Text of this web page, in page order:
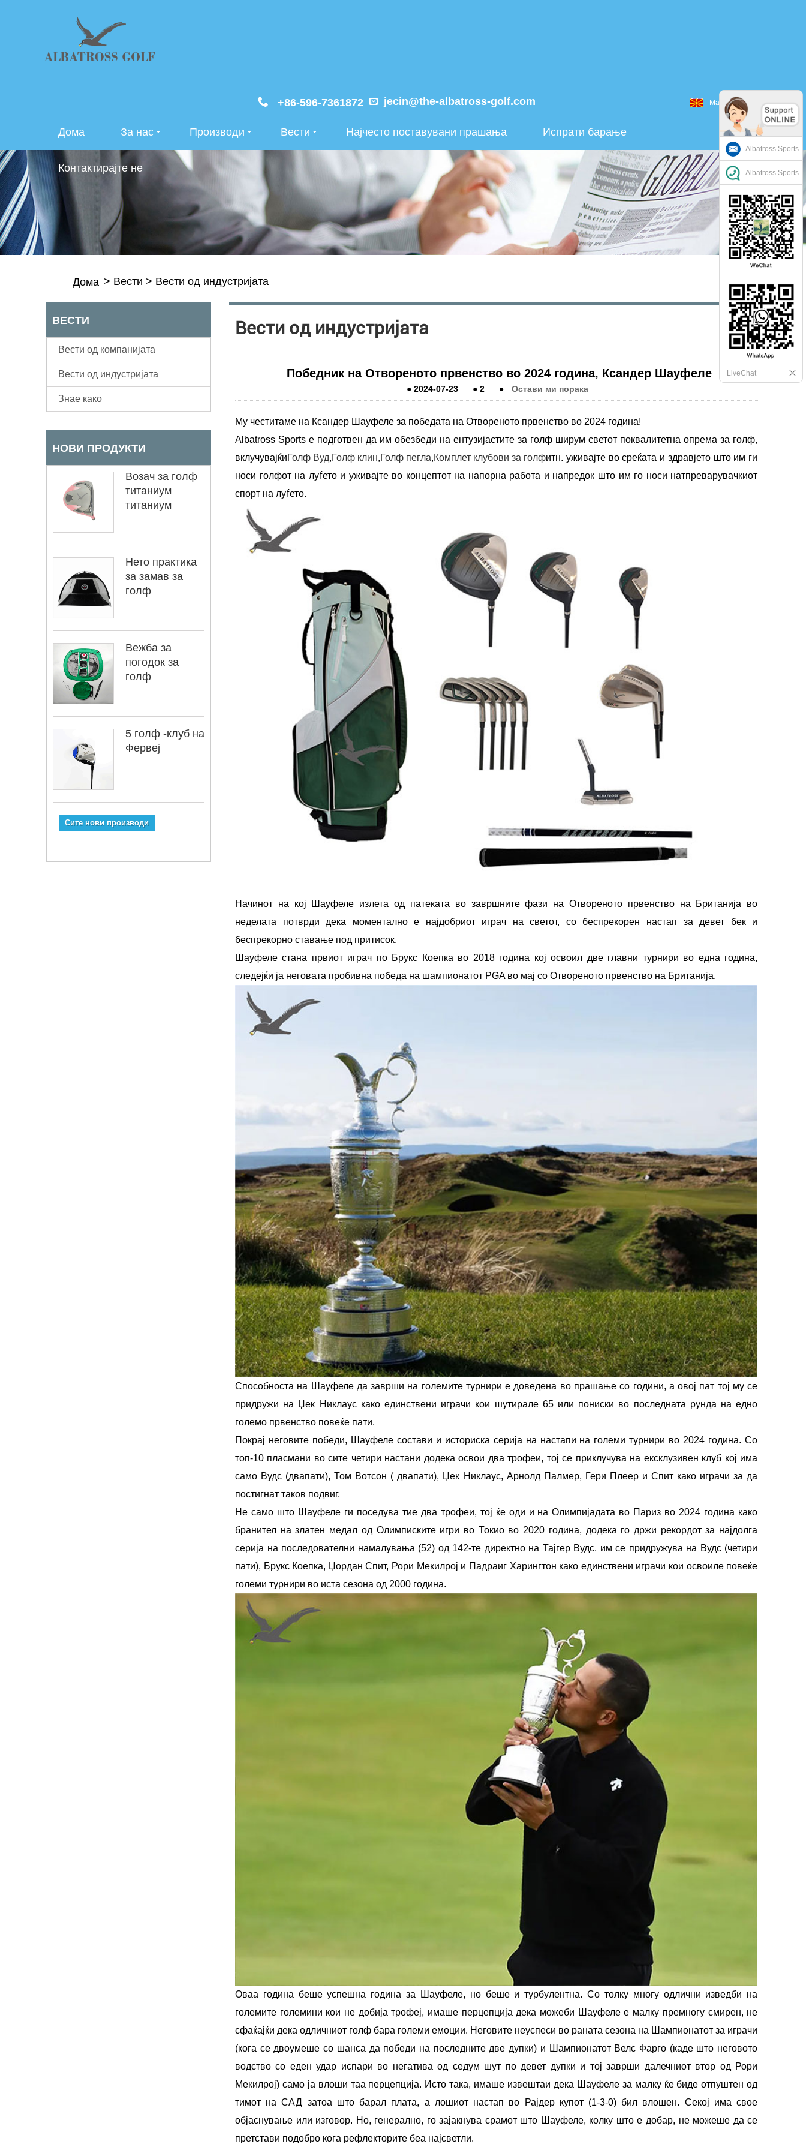
+86-596-7361872 jecin@the-albatross-golf.com Македонски
Дома За нас Производи Вести Најчесто поставувани прашања Испрати барање
Контактирајте не
Дома > Вести > Вести од индустријата
ВЕСТИ
Вести од компанијата
Вести од индустријата
Знае како
НОВИ ПРОДУКТИ
Возач за голф
титаниум
титаниум
Нето практика
за замав за
голф
Вежба за
погодок за
голф
5 голф -клуб на
Фервеј
Сите нови производи
Вести од индустријата
Победник на Отвореното првенство во 2024 година, Ксандер Шауфеле
●2024-07-23 ●2 ● Остави ми порака
Му честитаме на Ксандер Шауфеле за победата на Отвореното првенство во 2024 година!
Albatross Sports е подготвен да им обезбеди на ентузијастите за голф ширум светот поквалитетна опрема за голф,
вклучувајќиГолф Вуд,Голф клин,Голф пегла,Комплет клубови за голфитн. уживајте во среќата и здравјето што им ги
носи голфот на луѓето и уживајте во концептот на напорна работа и напредок што им го носи натпреварувачкиот
спорт на луѓето.
Начинот на кој Шауфеле излета од патеката во завршните фази на Отвореното првенство на Британија во
неделата потврди дека моментално е најдобриот играч на светот, со беспрекорен настап за девет бек и
беспрекорно ставање под притисок.
Шауфеле стана првиот играч по Брукс Коепка во 2018 година кој освоил две главни турнири во една година,
следејќи ја неговата пробивна победа на шампионатот PGA во мај со Отвореното првенство на Британија.
Способноста на Шауфеле да заврши на големите турнири е доведена во прашање со години, а овој пат тој му се
придружи на Џек Никлаус како единствени играчи кои шутирале 65 или пониски во последната рунда на едно
големо првенство повеќе пати.
Покрај неговите победи, Шауфеле состави и историска серија на настапи на големи турнири во 2024 година. Со
топ-10 пласмани во сите четири настани додека освои два трофеи, тој се приклучува на ексклузивен клуб кој има
само Вудс (двапати), Том Вотсон ( двапати), Џек Никлаус, Арнолд Палмер, Гери Плеер и Спит како играчи за да
постигнат таков подвиг.
Не само што Шауфеле ги поседува тие два трофеи, тој ќе оди и на Олимпијадата во Париз во 2024 година како
бранител на златен медал од Олимписките игри во Токио во 2020 година, додека го држи рекордот за најдолга
серија на последователни намалувања (52) од 142-те директно на Тајгер Вудс. им се придружува на Вудс (четири
пати), Брукс Коепка, Џордан Спит, Рори Мекилрој и Падраиг Харингтон како единствени играчи кои освоиле повеќе
големи турнири во иста сезона од 2000 година.
Оваа година беше успешна година за Шауфеле, но беше и турбулентна. Со толку многу одлични изведби на
големите големини кои не добија трофеј, имаше перцепција дека можеби Шауфеле е малку премногу смирен, не
сфаќајќи дека одличниот голф бара големи емоции. Неговите неуспеси во раната сезона на Шампионатот за играчи
(кога се двоумеше со шанса да победи на последните две дупки) и Шампионатот Велс Фарго (каде што неговото
водство со еден удар испари во негатива од седум шут по девет дупки и тој заврши далечниот втор од Рори
Мекилрој) само ја влоши таа перцепција. Исто така, имаше извештаи дека Шауфеле за малку ќе биде отпуштен од
тимот на САД затоа што барал плата, а лошиот настап во Рајдер купот (1-3-0) бил влошен. Секој има свое
објаснување или изговор. Но, генерално, го зајакнува срамот што Шауфеле, колку што е добар, не можеше да се
претстави подобро кога рефлекторите беа најсветли.
Albatross Sports
Albatross Sports
LiveChat